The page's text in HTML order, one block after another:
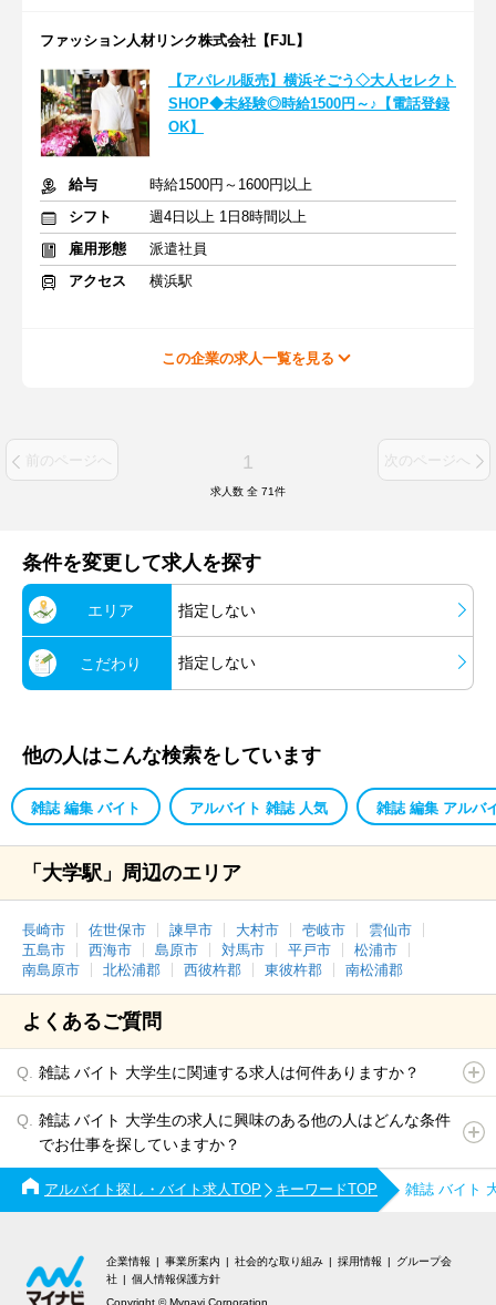
ファッション人材リンク株式会社【FJL】
【アパレル販売】横浜そごう◇大人セレクト
SHOP◆未経験◎時給1500円～♪【電話登録
OK】
給与
時給1500円～1600円以上
シフト
週4日以上 1日8時間以上
雇用形態
派遣社員
アクセス
横浜駅
この企業の求人一覧を見る
前のページへ 1 次のページへ
求人数 全 71件
条件を変更して求人を探す
エリア 指定しない
こだわり 指定しない
他の人はこんな検索をしています
雑誌 編集 バイト アルバイト 雑誌 人気 雑誌 編集 アルバ
「大学駅」周辺のエリア
長崎市 佐世保市 諫早市 大村市 壱岐市
雲仙市
五島市
西海市 島原市 対馬市 平戸市
松浦市
南島原市
北松浦郡 西彼杵郡 東彼杵郡 南松浦郡
よくあるご質問
雑誌 バイト 大学生に関連する求人は何件ありますか？
雑誌 バイト 大学生の求人に興味のある他の人はどんな条件
でお仕事を探していますか？
アルバイト探し・バイト求人TOP キーワードTOP 雑誌 バイト
企業情報 事業所案内 社会的な取り組み 採用情報
グループ会
社
個人情報保護方針
Copyright © Mynavi Corporation